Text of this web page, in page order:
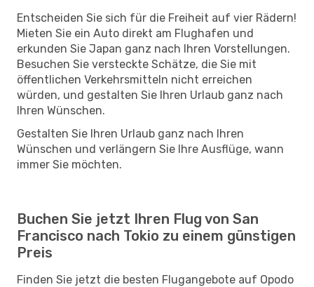
Entscheiden Sie sich für die Freiheit auf vier Rädern!
Mieten Sie ein Auto direkt am Flughafen und
erkunden Sie Japan ganz nach Ihren Vorstellungen.
Besuchen Sie versteckte Schätze, die Sie mit
öffentlichen Verkehrsmitteln nicht erreichen
würden, und gestalten Sie Ihren Urlaub ganz nach
Ihren Wünschen.
Gestalten Sie Ihren Urlaub ganz nach Ihren
Wünschen und verlängern Sie Ihre Ausflüge, wann
immer Sie möchten.
Buchen Sie jetzt Ihren Flug von San
Francisco nach Tokio zu einem günstigen
Preis
Finden Sie jetzt die besten Flugangebote auf Opodo